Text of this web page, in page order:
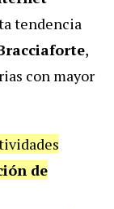
tendencia
,
con mayor
de